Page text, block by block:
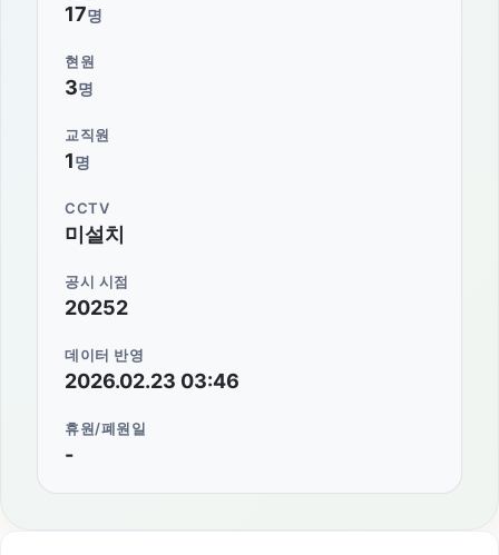
17명
현원
3명
교직원
1명
CCTV
미설치
공시 시점
20252
데이터 반영
2026.02.23 03:46
휴원/폐원일
-